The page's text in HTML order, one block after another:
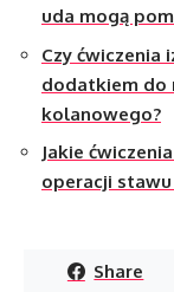
uda mogą
Czy ćwiczenia
dodatkiem do
kolanowego?
Jakie
operacji
Share